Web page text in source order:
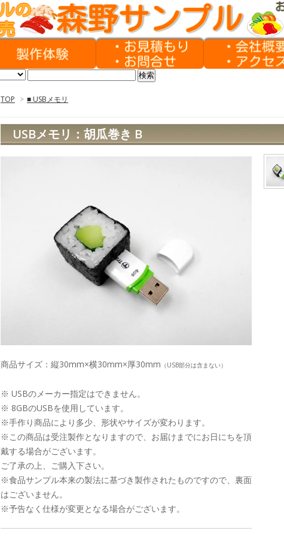
TOP > ■ USBメモリ
USBメモリ：胡瓜巻き B
商品サイズ：縦30mm×横30mm×厚30mm （USB部分は含まない）
※ USBのメーカー指定はできません。
※ 8GBのUSBを使用しています。
※手作り商品により多少、形状やサイズが変わります。
※この商品は受注製作となりますので、お届けまでにお日にちを頂
戴する場合がございます。
ご了承の上、ご購入下さい。
※食品サンプル本来の製法に基づき製作されたものですので、裏面
はございません。
※予告なく仕様が変更となる場合がございます。